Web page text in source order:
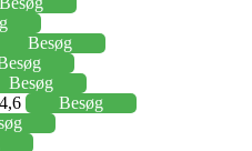
Besøg
Besøg
Besøg